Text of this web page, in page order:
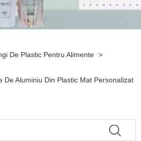
De Plastic Pentru Alimente >
De Aluminiu Din Plastic Mat Personalizat